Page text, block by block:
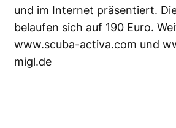
und im Internet präsentiert.
belaufen sich auf 190 Euro.
www.scuba-activa.com und
migl.de